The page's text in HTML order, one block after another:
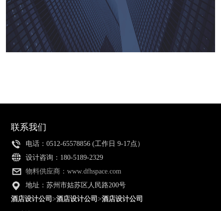
联系我们
电话：0512-65578856 (工作日 9-17点）
设计咨询：180-5189-2329
物料供应商：www.dfhspace.com
地址：苏州市姑苏区人民路200号
酒店设计公司>酒店设计公司>酒店设计公司